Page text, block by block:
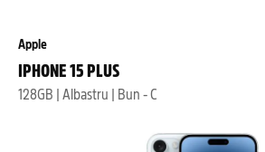
Apple
IPHONE 15 PLUS
128GB | Albastru | Bun - C